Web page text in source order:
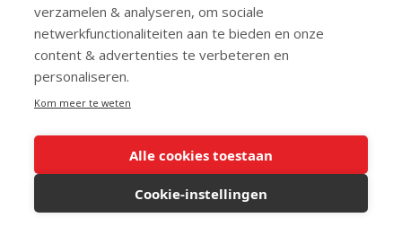
verzamelen & analyseren, om sociale
netwerkfunctionaliteiten aan te bieden en onze
content & advertenties te verbeteren en
personaliseren.
Kom meer te weten
Alle cookies toestaan
Cookie-instellingen
LAATSTE CATEGORIEEN
en onderzoek — nu te doorzoeken met één simpele vraag
Meerderheid houdt vast aan steun voor Oekraïne — maar de
Regeringscoalitie nog maar 47 zetels over van de 66
Stikstof verdeelt Nederland langs partijlijnen